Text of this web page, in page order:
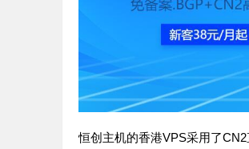
恒创主机的香港VPS采用了